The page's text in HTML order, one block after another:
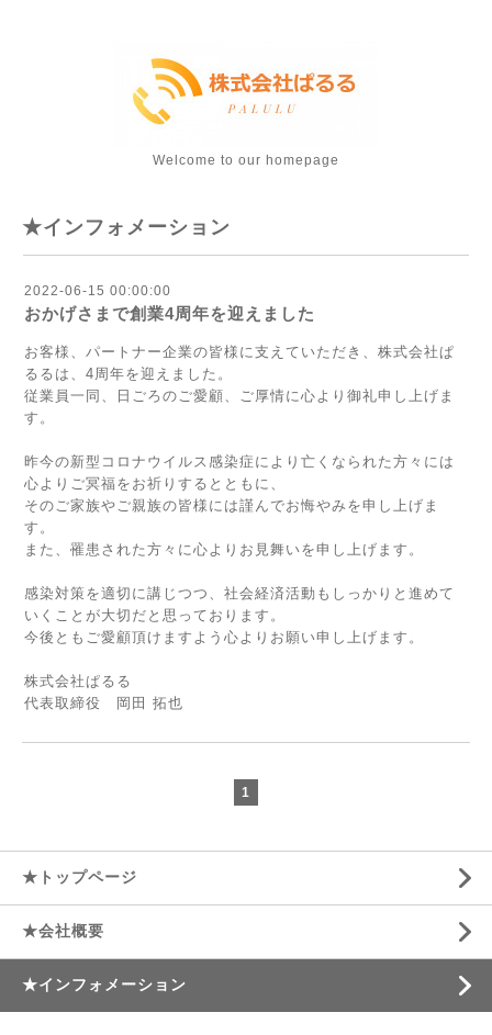
Welcome to our homepage
★インフォメーション
2022-06-15 00:00:00
おかげさまで創業4周年を迎えました
お客様、パートナー企業の皆様に支えていただき、株式会社ぱ
るるは、4周年を迎えました。
従業員一同、日ごろのご愛顧、ご厚情に心より御礼申し上げま
す。
昨今の新型コロナウイルス感染症により亡くなられた方々には
心よりご冥福をお祈りするとともに、
そのご家族やご親族の皆様には謹んでお悔やみを申し上げま
す。
また、罹患された方々に心よりお見舞いを申し上げます。
感染対策を適切に講じつつ、社会経済活動もしっかりと進めて
いくことが大切だと思っております。
今後ともご愛顧頂けますよう心よりお願い申し上げます。
株式会社ぱるる
代表取締役 岡田 拓也
1
★トップページ
★会社概要
★インフォメーション